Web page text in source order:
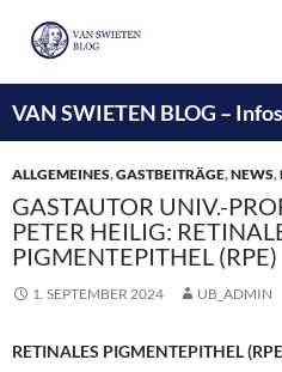
VAN SWIETEN BLOG –
INHALT
SPRINGEN
ALLGEMEINES,GASTBEITRÄGE,NEWS,
GASTAUTOR UNIV.-
PETER HEILIG:
PIGMENTEPITHEL (RPE)
1. SEPTEMBER 2024 UB_ADMIN
RETINALES PIGMENTEPITHEL